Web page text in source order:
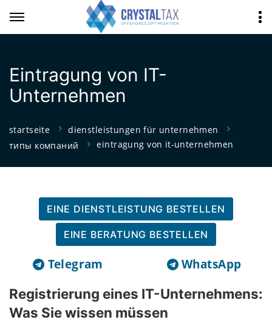
Eintragung von IT-
Unternehmen
startseite
dienstleistungen für unternehmen
типы компаний
eintragung von it-unternehmen
EINE DIENSTLEISTUNG BESTELLEN
EINE BERATUNG BESTELLEN
Telegram WhatsApp
Registrierung eines IT-Unternehmens:
Was Sie wissen müssen